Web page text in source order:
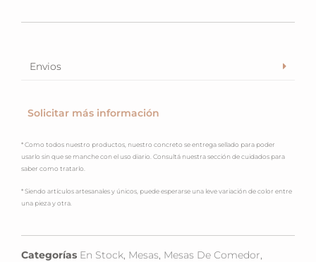
Envios
Solicitar más información
* Como todos nuestro productos, nuestro concreto se entrega sellado para poder
usarlo sin que se manche con el uso diario. Consultá nuestra sección de cuidados para
saber como tratarlo.
* Siendo artículos artesanales y únicos, puede esperarse una leve variación de color entre
una pieza y otra.
Categorías En Stock, Mesas, Mesas De Comedor,